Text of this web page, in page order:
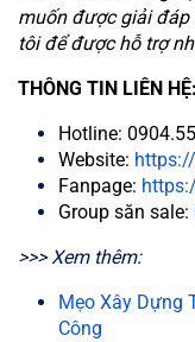
muốn được giải đáp
tôi để được hỗ trợ
THÔNG TIN LIÊN HỆ:
Hotline:
Website:
Fanpage:
Group săn sale:
>>> Xem thêm:
Mẹo Xây Dựng
Công